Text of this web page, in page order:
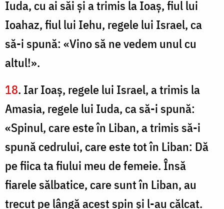
Iuda, cu ai săi şi a trimis la Ioaş, fiul lui
Ioahaz, fiul lui Iehu, regele lui Israel, ca
să-i spună: «Vino să ne vedem unul cu
altul!».
18. Iar Ioaş, regele lui Israel, a trimis la
Amasia, regele lui Iuda, ca să-i spună:
«Spinul, care este în Liban, a trimis să-i
spună cedrului, care este tot în Liban: Dă
pe fiica ta fiului meu de femeie. Însă
fiarele sălbatice, care sunt în Liban, au
trecut pe lângă acest spin şi l-au călcat.